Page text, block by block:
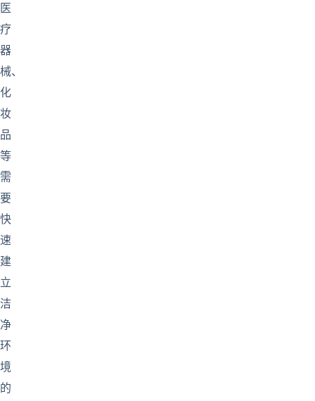
医
疗
器
械、
化
妆
品
等
需
要
快
速
建
立
洁
净
环
境
的